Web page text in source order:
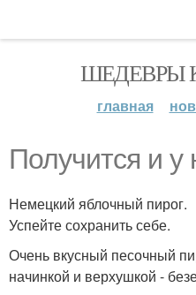
ШЕДЕВРЫ
главная
Получится и у
Немецкий яблочный пирог.
Успейте сохранить себе.
Очень вкусный песочный
начинкой и верхушкой -